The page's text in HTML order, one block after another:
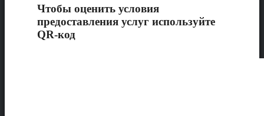
Чтобы оценить условия
предоставления услуг используйте
QR-код